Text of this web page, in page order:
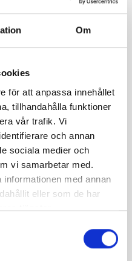
Om
för att anpassa innehållet
tillhandahålla funktioner
vår trafik. Vi
och annan
sociala medier och
vi samarbetar med.
med annan
eller som de har
tjänster.
Ammarnäs
och Ammarnäs.
elda i spisen, laga mat,
Du sover med egna
utrustade med
och täcke. Det går inte
Stugvärden fördelar
Logi kostar från 215:-/